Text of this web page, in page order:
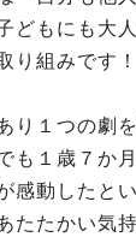
どもにも大
り組みです！
り１つの劇
も１歳７か
感動したと
たたかい気